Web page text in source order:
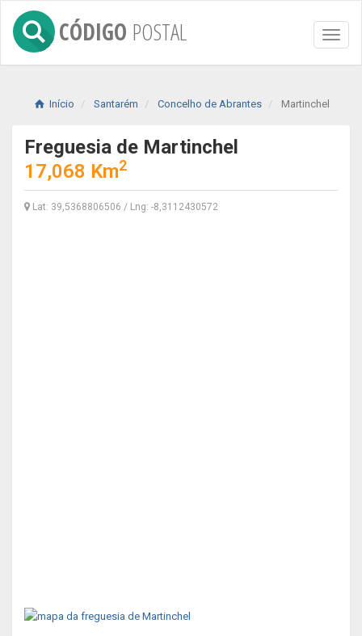
Toggle
CÓDIGO POSTAL
Início Santarém Concelho de Abrantes Martinchel
Freguesia de Martinchel
17,068 Km2
Lat: 39,5368806506 / Lng: -8,3112430572